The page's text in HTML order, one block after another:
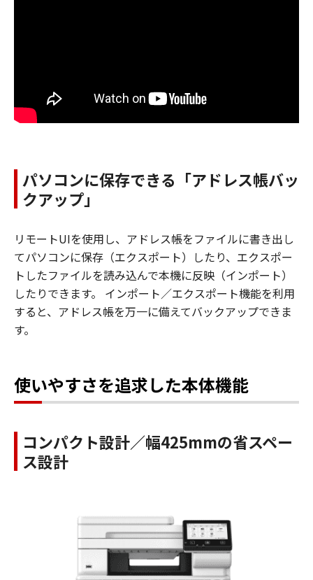
パソコンに保存できる「アドレス帳バッ
クアップ」
リモートUIを使用し、アドレス帳をファイルに書き出し
てパソコンに保存（エクスポート）したり、エクスポー
トしたファイルを読み込んで本機に反映（インポート）
したりできます。 インポート／エクスポート機能を利用
すると、アドレス帳を万一に備えてバックアップできま
す。
使いやすさを追求した本体機能
コンパクト設計／幅425mmの省スペー
ス設計